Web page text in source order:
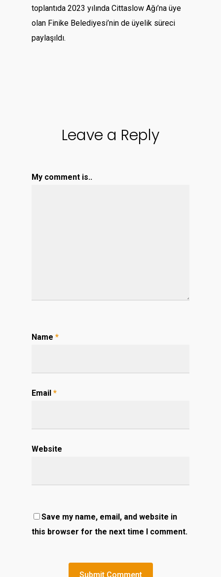
toplantıda 2023 yılında Cittaslow Ağı’na üye
olan Finike Belediyesi’nin de üyelik süreci
paylaşıldı.
Leave a Reply
My comment is..
Name *
Email *
Website
Save my name, email, and website in
this browser for the next time I comment.